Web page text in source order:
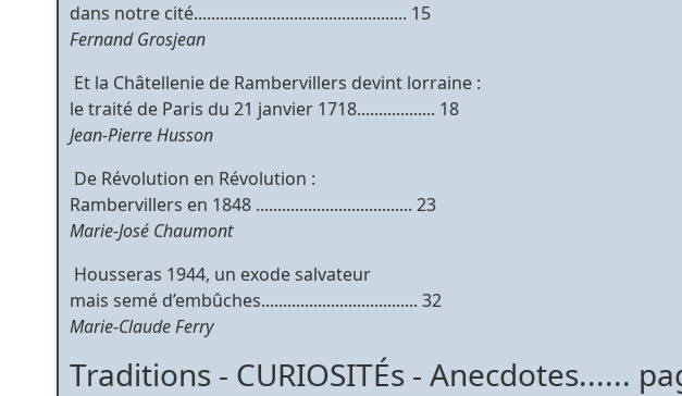
dans notre cité................................................. 15
Fernand Grosjean
 Et la Châtellenie de Rambervillers devint lorraine :
le traité de Paris du 21 janvier 1718.................. 18
Jean-Pierre Husson
 De Révolution en Révolution :
Rambervillers en 1848 .................................... 23
Marie-José Chaumont
 Housseras 1944, un exode salvateur
mais semé d’embûches.................................... 32
Marie-Claude Ferry
Traditions - CURIOSITÉs - Anecdotes......